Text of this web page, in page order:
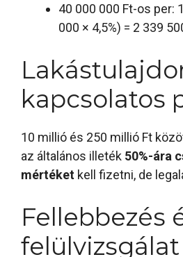
40 000 000 Ft-os per:
000 × 4,5%) = 2 339
kapcsolatos
10 millió és 250 millió Ft
az általános illeték 50%-ára
mértéket kell fizetni, de
Fellebbezés